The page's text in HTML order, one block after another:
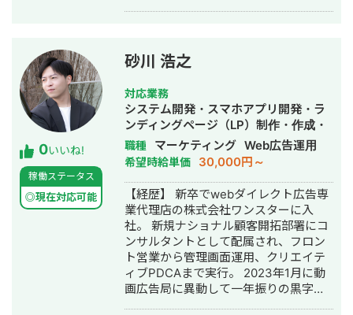
Web広告代理店で広告とSNS運用のデ
ィレクション 2021年：独立、株式会社
Untee設立 ーSNSを軸としたデジタ
ルマーケティング支援事業 ー自社
SNSメディアを活用したプロモーショ
ン事業 ーキッズ系ECブランドの運営
◆SNSを軸としたデジタルマーケティ
ング支援事業 ・大手インスタ運用会社
でマネージャー ・スタートアップ企業
2社のCMO経験 ・マーケティング支援
実績：50社 ・マーケティング責任者：
15社 ・上場企業のSNSコンサル：3社
一番バリューを発揮できるのは、
SNS×ECモール運用の領域で、 アフィ
リエイト運用で培った販売戦略や訴求
設計などを活用して、 CVにつながるプ
ラットフォームの最適化です。 多くの
0いいね!
稼働ステータス
◎現在対応可能
砂川 浩之
対応業務
システム開発・スマホアプリ開発・ラ
ンディングページ（LP）制作・作成・
新規事業立上・キャスティング・記事
作成代行・ライティング・ホームペー
ジ制作・作成・バナー制作・デザイ
ン・リスティング広告運用代行・動画
制作・動画編集
職種 マーケティング Web広告運用
希望時給単価 30,000円～
【経歴】 新卒でwebダイレクト広告専
業代理店の株式会社ワンスターに入
社。 新規ナショナル顧客開拓部署にコ
ンサルタントとして配属され、フロン
ト営業から管理画面運用、クリエイテ
ィブPDCAまで実行。 2023年1月に動
画広告局に異動して一年振りの黒字化